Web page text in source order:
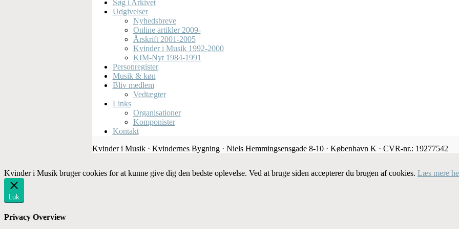
Søg i Arkivet
Udgivelser
Nyhedsbreve
Online artikler 2009-
Årskrift 2001-2005
Kvinder i Musik 1992-2000
KIM-Nyt 1984-1991
Personregister
Musik & køn
Bliv medlem
Vedtægter
Links
Organisationer
Komponister
Kontakt
Kvinder i Musik · Kvindernes Bygning · Niels Hemmingsensgade 8-10 · København K · CVR-nr.: 19277542
Kvinder i Musik bruger cookies for at kunne give dig den bedste oplevelse. Ved at bruge siden accepterer du brugen af cookies. Læs mere
Luk
Privacy Overview